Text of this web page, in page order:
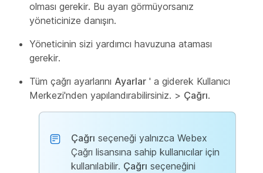
olması gerekir. Bu ayarı görmüyorsanız
yöneticinize danışın.
Yöneticinin sizi yardımcı havuzuna ataması
gerekir.
Tüm çağrı ayarlarını Ayarlar ' a giderek Kullanıcı
Merkezi'nden yapılandırabilirsiniz. > Çağrı.
Çağrı seçeneği yalnızca Webex
Çağrı lisansına sahip kullanıcılar için
kullanılabilir. Çağrı seçeneğini